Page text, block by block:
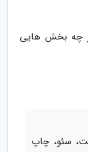
چه بخش هایی
سئو، چاپ